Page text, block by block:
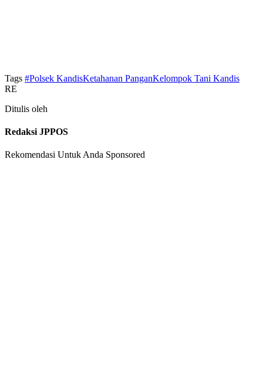
Tags #Polsek KandisKetahanan PanganKelompok Tani Kandis
RE
Ditulis oleh
Redaksi JPPOS
Rekomendasi Untuk Anda Sponsored